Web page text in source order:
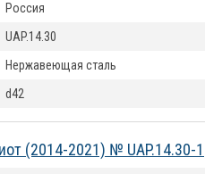
Россия
UAP.14.30
Нержавеющая сталь
d42
(2014-2021) № UAP.14.30-1